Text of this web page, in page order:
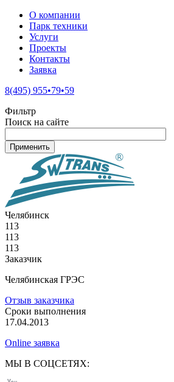
О компании
Парк техники
Услуги
Проекты
Контакты
Заявка
8(495) 955•79•59
Фильтр
Поиск на сайте
Челябинск
113
113
113
Заказчик
Челябинская ГРЭС
Отзыв заказчика
Сроки выполнения
17.04.2013
Online заявка
МЫ В СОЦСЕТЯХ: